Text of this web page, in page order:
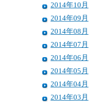
2014年10月
2014年09月
2014年08月
2014年07月
2014年06月
2014年05月
2014年04月
2014年03月